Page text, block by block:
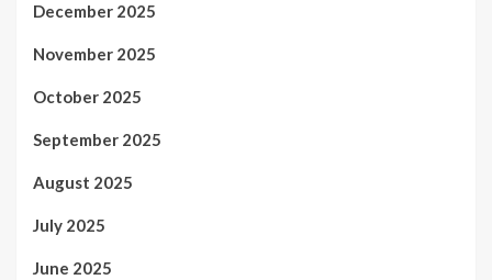
December 2025
November 2025
October 2025
September 2025
August 2025
July 2025
June 2025